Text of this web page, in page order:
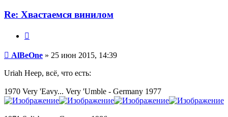
Re: Хвастаемся винилом
Сообщение
AlBeOne » 25 июн 2015, 14:39
Uriah Heep, всё, что есть:
1970 Very 'Eavy... Very 'Umble - Germany 1977